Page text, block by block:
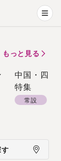
もっと見る
中国・四国
特集
常設